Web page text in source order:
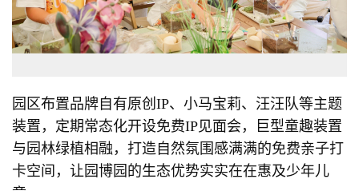
园区布置品牌自有原创IP、小马宝莉、汪汪队等主题
装置，定期常态化开设免费IP见面会，巨型童趣装置
与园林绿植相融，打造自然氛围感满满的免费亲子打
卡空间，让园博园的生态优势实实在在惠及少年儿